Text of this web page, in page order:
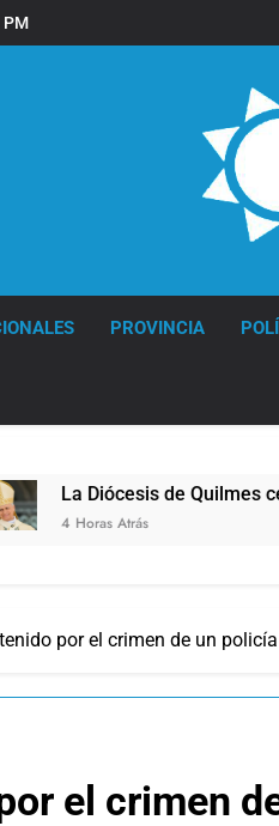
PM
PROVINCIA
de Quilmes celebró la
por el crimen de un
el crimen